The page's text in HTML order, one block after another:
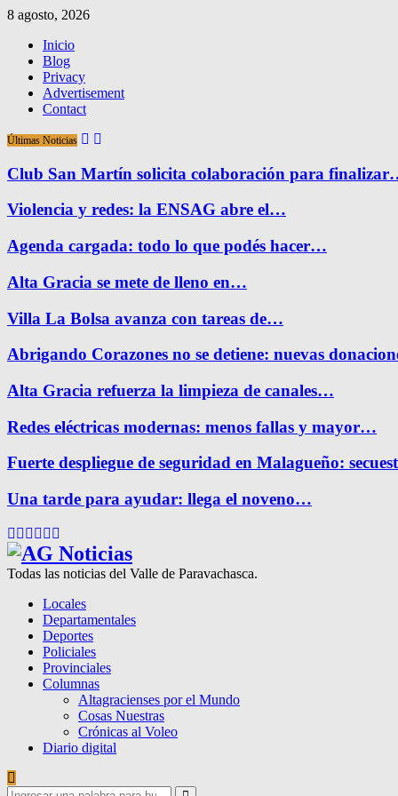
8 agosto, 2026
Inicio
Blog
Privacy
Advertisement
Contact
Últimas Noticias
Club San Martín solicita colaboración para
Violencia y redes: la ENSAG abre el…
Agenda cargada: todo lo que podés hacer…
Alta Gracia se mete de lleno en…
Villa La Bolsa avanza con tareas de…
Abrigando Corazones no se detiene: nuevas
Alta Gracia refuerza la limpieza de canales…
Redes eléctricas modernas: menos fallas y mayor…
Fuerte despliegue de seguridad en Malagueño:
Una tarde para ayudar: llega el noveno…
Facebook
Twitter
Instagram
Pinterest
Google
Todas las noticias del Valle de Paravachasca.
Locales
Departamentales
Deportes
Policiales
Provinciales
Columnas
Altagracienses por el Mundo
Cosas Nuestras
Crónicas al Voleo
Diario digital
Search